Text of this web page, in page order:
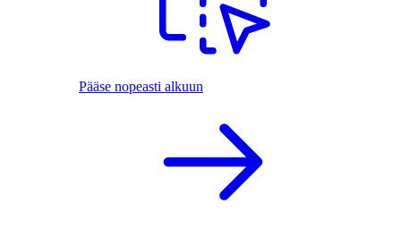
Pääse nopeasti alkuun